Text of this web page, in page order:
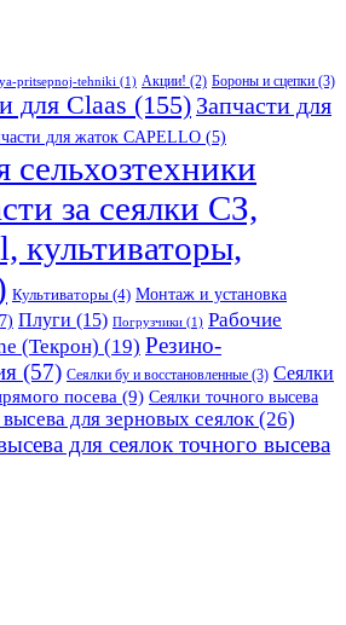
pritsepnoj-tehniki (1) Акции! (2) Бороны и сцепки (3)
для Claas (155) Запчасти для
для жаток CAPELLO (5)
сельхозтехники
за сеялки СЗ,
Культиваторы (4) Монтаж и установка
Плуги (15) Погрузчики (1) Рабочие
(Текрон) (19) Резино-
(57) Сеялки бу и восстановленные (3) Сеялки
посева (9) Сеялки точного высева
для зерновых сеялок (26)
для сеялок точного высева